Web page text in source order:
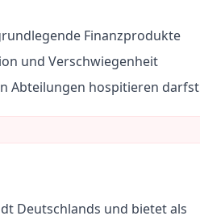
Finanzprodukte
und Verschwiegenheit
Abteilungen hospitieren darfst
Deutschlands und bietet als